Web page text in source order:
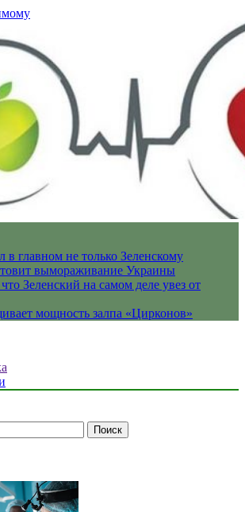
в главном не только Зеленскому
вымораживание Украины
Зеленский на самом деле увез от
мощность залпа «Цирконов»